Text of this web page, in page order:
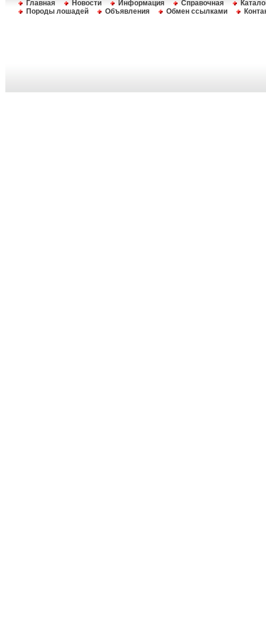
Главная Новости Информация Справочная
Породы лошадей
Объявления Обмен ссылками